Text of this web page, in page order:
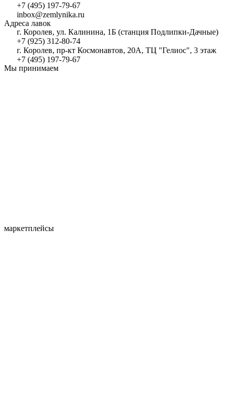
+7 (495) 197-79-67
inbox@zemlynika.ru
Адреса лавок
г. Королев, ул. Калинина, 1Б (станция Подлипки-Дачные)
+7 (925) 312-80-74
г. Королев, пр-кт Космонавтов, 20А, ТЦ "Гелиос", 3 этаж
+7 (495) 197-79-67
Мы принимаем
маркетплейсы